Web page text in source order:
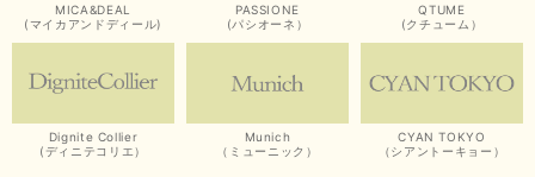
MICA&DEAL
(マイカアンドディール)
PASSIONE
(パシオーネ）
QTUME
(クチューム）
Dignite Collier
(ディニテコリエ）
Munich
（ミューニック）
CYAN TOKYO
（シアントーキョー）